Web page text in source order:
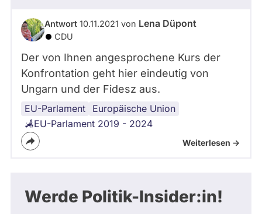
Antwort 10.11.2021 von Lena Düpont
CDU
Der von Ihnen angesprochene Kurs der
Konfrontation geht hier eindeutig von
Ungarn und der Fidesz aus.
EU-Parlament Europäische Union
Ungarn
EU-Parlament 2019 - 2024
Weiterlesen ->
Werde Politik-Insider:in!